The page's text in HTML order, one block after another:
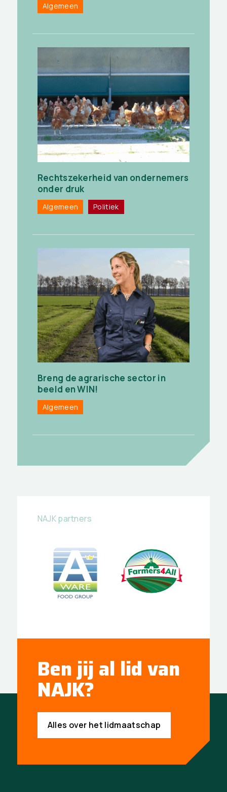
Algemeen
Rechtszekerheid van ondernemers
onder druk
Algemeen Politiek
Breng de agrarische sector in
beeld en WIN!
Algemeen
NAJK partners
Ben jij al lid van
NAJK?
Alles over het lidmaatschap